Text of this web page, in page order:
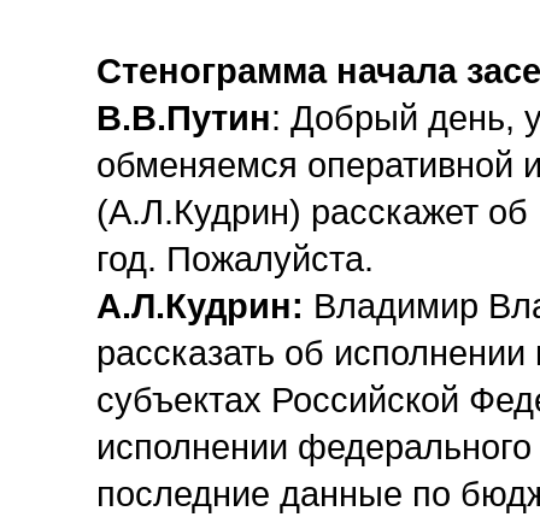
Стенограмма начала
В.В.Путин: Добрый день,
обменяемся оперативной
(А.Л.Кудрин) расскажет об
год. Пожалуйста.
А.Л.Кудрин: Владимир
рассказать об
субъектах Российской
исполнении
последние данные по